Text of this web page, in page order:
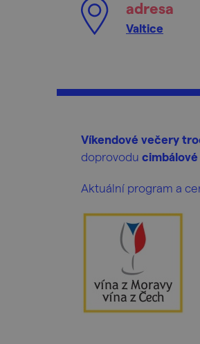
adresa
Valtice
Víkendové večery
doprovodu
Aktuální program a